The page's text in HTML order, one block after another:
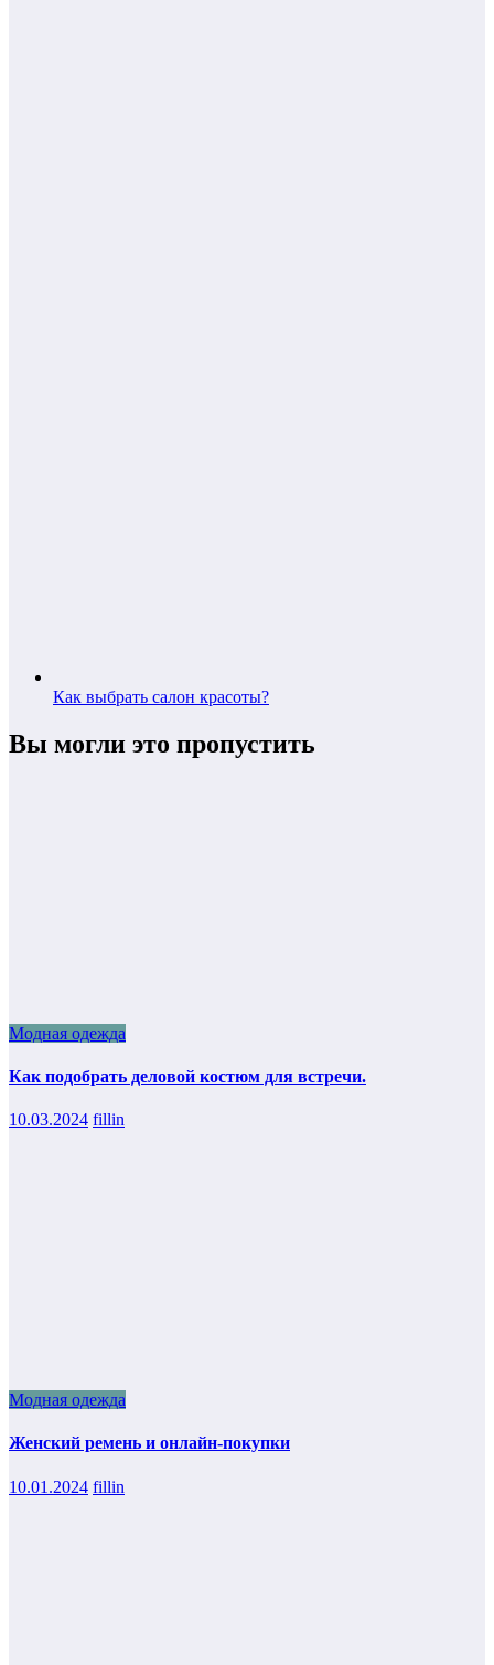
Как выбрать салон красоты?
Вы могли это пропустить
Модная одежда
Как подобрать деловой костюм для встречи.
10.03.2024 fillin
Модная одежда
Женский ремень и онлайн-покупки
10.01.2024 fillin